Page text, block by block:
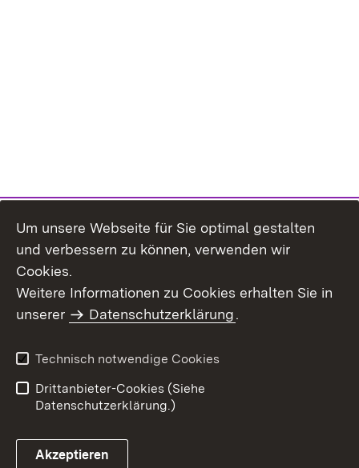
Um unsere Webseite für Sie optimal gestalten
und verbessern zu können, verwenden wir
Cookies.
Weitere Informationen zu Cookies erhalten Sie in
unserer
Datenschutzerklärung.
Technisch notwendige Cookies
Drittanbieter-Cookies (Siehe
Datenschutzerklärung.)
Akzeptieren